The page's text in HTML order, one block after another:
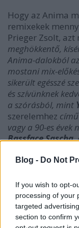
Blog - Do Not
If you wish to opt-
processing of your
targeted
section to confirm
Hogy az Anima
remixekek
Prieger Zsolt,
meghökkentő,
Anima-dalokból
mostani mix-
sikerült egésszé
és szívünknek
a szórásból, mint
szerelemhez
vagy a 90-es
Bassface Sascha,
éppen Tommyboy
A
Recordernek:
Gracecímű